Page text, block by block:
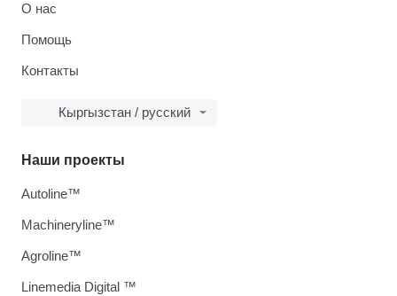
О нас
Помощь
Контакты
Кыргызстан / русский
Наши проекты
Autoline™
Machineryline™
Agroline™
Linemedia Digital ™